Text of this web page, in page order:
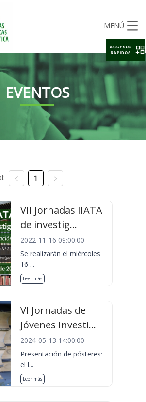
MENÚ
EVENTOS
1
VII Jornadas IIATA
de investig...
2022-11-16 09:00:00
Se realizarán el miércoles
16 ...
Leer más
VI Jornadas de
Jóvenes Investi...
2024-05-13 14:00:00
Presentación de pósteres:
el l...
Leer más
ACCESOS
RAPIDOS